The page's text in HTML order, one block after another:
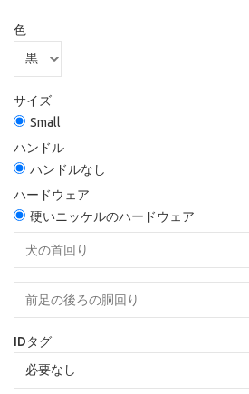
色
サイズ
Small
ハンドル
ハンドルなし
ハードウェア
硬いニッケルのハードウェア
IDタグ